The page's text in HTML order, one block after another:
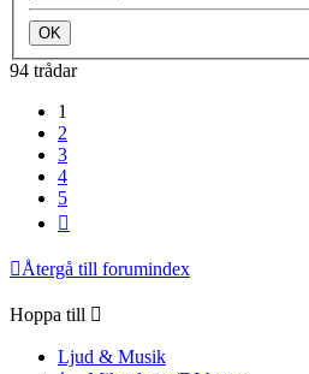
94 trådar
1
2
3
4
5
Återgå till forumindex
Hoppa till
Ljud & Musik